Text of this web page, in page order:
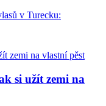
v Turecku:
si užít zemi na